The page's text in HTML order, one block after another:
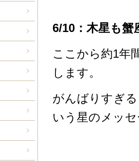
6/10：木星も蟹
ここから約1年
します。
がんばりすぎ
いう星のメッ